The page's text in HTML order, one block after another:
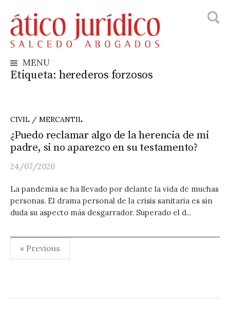
to
content
MENU
Etiqueta: herederos forzosos
CIVIL / MERCANTIL
¿Puedo reclamar algo de la herencia de mi
padre, si no aparezco en su testamento?
24/07/2020
La pandemia se ha llevado por delante la vida de muchas
personas. El drama personal de la crisis sanitaria es sin
duda su aspecto más desgarrador. Superado el d...
Paginación
de
« Previous